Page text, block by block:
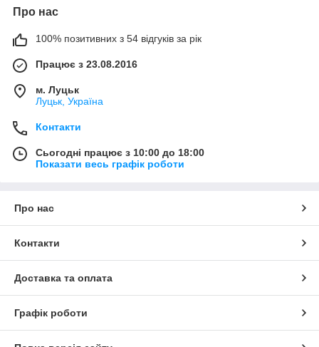
Про нас
100% позитивних з 54 відгуків за рік
Працює з 23.08.2016
м. Луцьк
Луцьк, Україна
Контакти
Сьогодні працює з 10:00 до 18:00
Показати весь графік роботи
Про нас
Контакти
Доставка та оплата
Графік роботи